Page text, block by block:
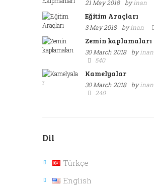
21 May 2018 byinan
Eğitim Araçları
3 May 2018 byinan
Zemin kaplamaları
30 March 2018 byinan
540
Kamelyalar
30 March 2018 byinan
240
Dil
Türkçe
English